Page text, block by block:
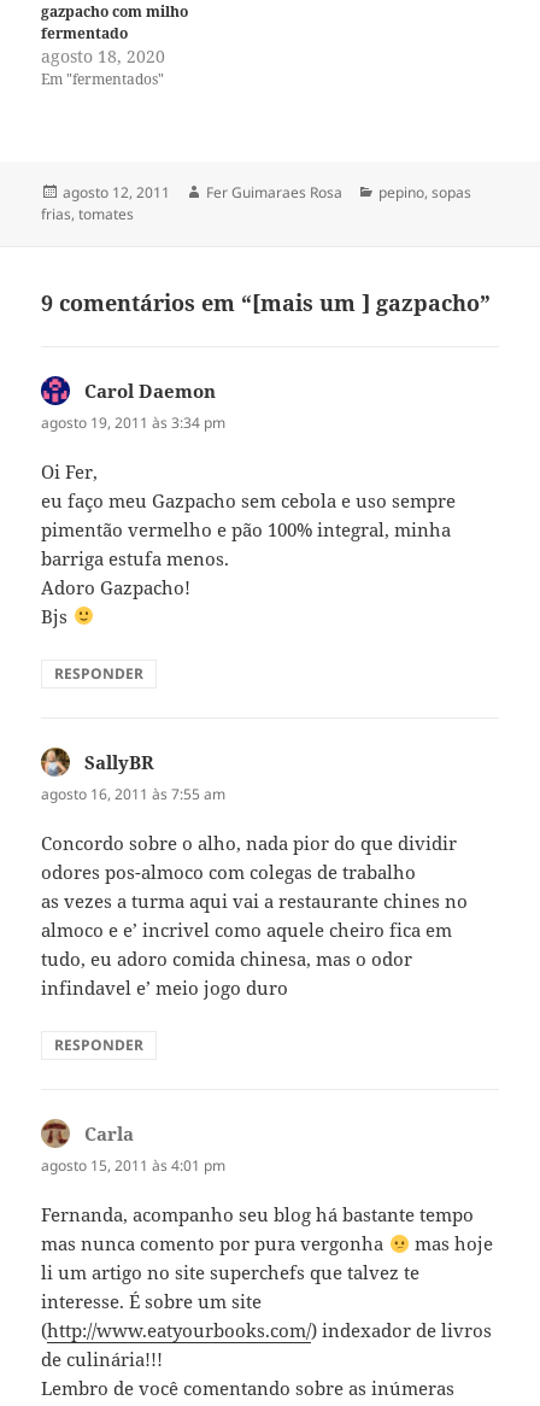
gazpacho com milho
fermentado
agosto 18, 2020
Em "fermentados"
Publicado
em
agosto 12, 2011 Autor
Fer Guimaraes Rosa Categorias
pepino,sopas
frias,tomates
9 comentários em “[mais um ] gazpacho”
Carol Daemon
agosto 19, 2011 às 3:34 pm
Oi Fer,
eu faço meu Gazpacho sem cebola e uso sempre
pimentão vermelho e pão 100% integral, minha
barriga estufa menos.
Adoro Gazpacho!
Bjs
RESPONDER
SallyBR
agosto 16, 2011 às 7:55 am
Concordo sobre o alho, nada pior do que dividir
odores pos-almoco com colegas de trabalho
as vezes a turma aqui vai a restaurante chines no
almoco e e’ incrivel como aquele cheiro fica em
tudo, eu adoro comida chinesa, mas o odor
infindavel e’ meio jogo duro
RESPONDER
Carla
agosto 15, 2011 às 4:01 pm
Fernanda, acompanho seu blog há bastante tempo
mas nunca comento por pura vergonha
mas hoje
li um artigo no site superchefs que talvez te
interesse. É sobre um site
(http://www.eatyourbooks.com/) indexador de livros
de culinária!!!
Lembro de você comentando sobre as inúmeras